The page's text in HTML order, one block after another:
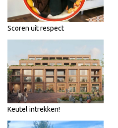
Scoren uit respect
Keutel intrekken!